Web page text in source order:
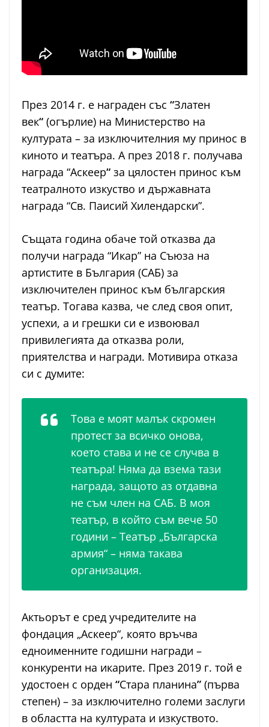
През 2014 г. е награден със “Златен
век“ (огърлие) на Министерство на
културата – за изключителния му принос в
киното и театъра. А през 2018 г. получава
награда “Аскеер“ за цялостен принос към
театралното изкуство и държавната
награда “Св. Паисий Хилендарски”.
Същата година обаче той отказва да
получи награда “Икар” на Съюза на
артистите в България (САБ) за
изключителен принос към българския
театър. Тогава казва, че след своя опит,
успехи, а и грешки си е извоювал
привилегията да отказва роли,
приятелства и награди. Мотивира отказа
си с думите:
Това е моят малък скромен
протест за всичко онова,
което става и не се случва в
театъра! Няма да взема тази
награда, защото аз отдавна
не съм член на САБ. В моя
театър, в който съм вече 50
години – Театър „Българска
армия“ – няма такава
организация.
Актьорът е сред учредителите на
фондация „Аскеер“, която връчва
едноименните годишни награди –
конкуренти на икарите. През 2019 г. той е
удостоен с орден “Стара планина” (първа
степен) – за изключително големи заслуги
в областта на културата и изкуството.